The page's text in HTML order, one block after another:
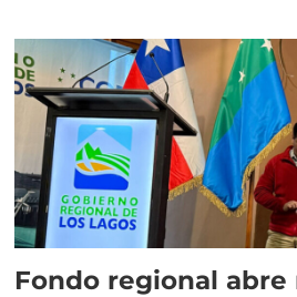
Fondo regional abre